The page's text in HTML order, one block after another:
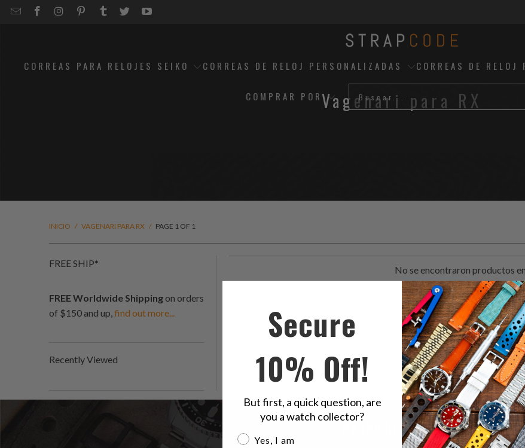
EMAILSTRAPCODE
STRAPCODE
STRAPCODE
STRAPCODE
STRAPCODE
STRAPCODE
CORREAS PARA RELOJES SEIKO CORREAS DE RELOJ PERSONALIZADAS CORREAS DE RELOJ
COMPRAR PORVagenari para RX
INICIO / VAGENARI PARA RX / PAGE 1 OF 1
FREE SHIP*
FREE Worldwide Shippingon orders
of $150 and up,find out more...
Recently Viewed
No se encontraron productos
Be the first to know
Secure
10% Off!
But first, a quick question, are
you a watch collector?
Are you a watch collector?
Yes, I am